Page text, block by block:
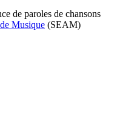
de paroles de chansons
Musique (SEAM)